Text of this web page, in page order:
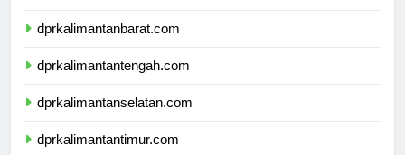
dprkalimantanbarat.com
dprkalimantantengah.com
dprkalimantanselatan.com
dprkalimantantimur.com